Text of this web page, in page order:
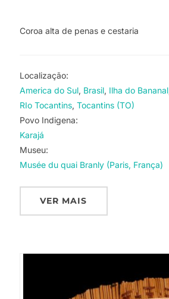
Coroa alta de penas e cestaria
Localização:
America do Sul Brasil Ilha do Bananal
RIo Tocantins Tocantins (TO)
Povo Indigena:
Karajá
Museu:
Musée du quai Branly (Paris, França)
VER MAIS